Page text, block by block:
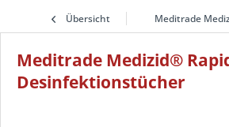
Übersicht Meditrade
Meditrade Medizid®
Desinfektionstücher